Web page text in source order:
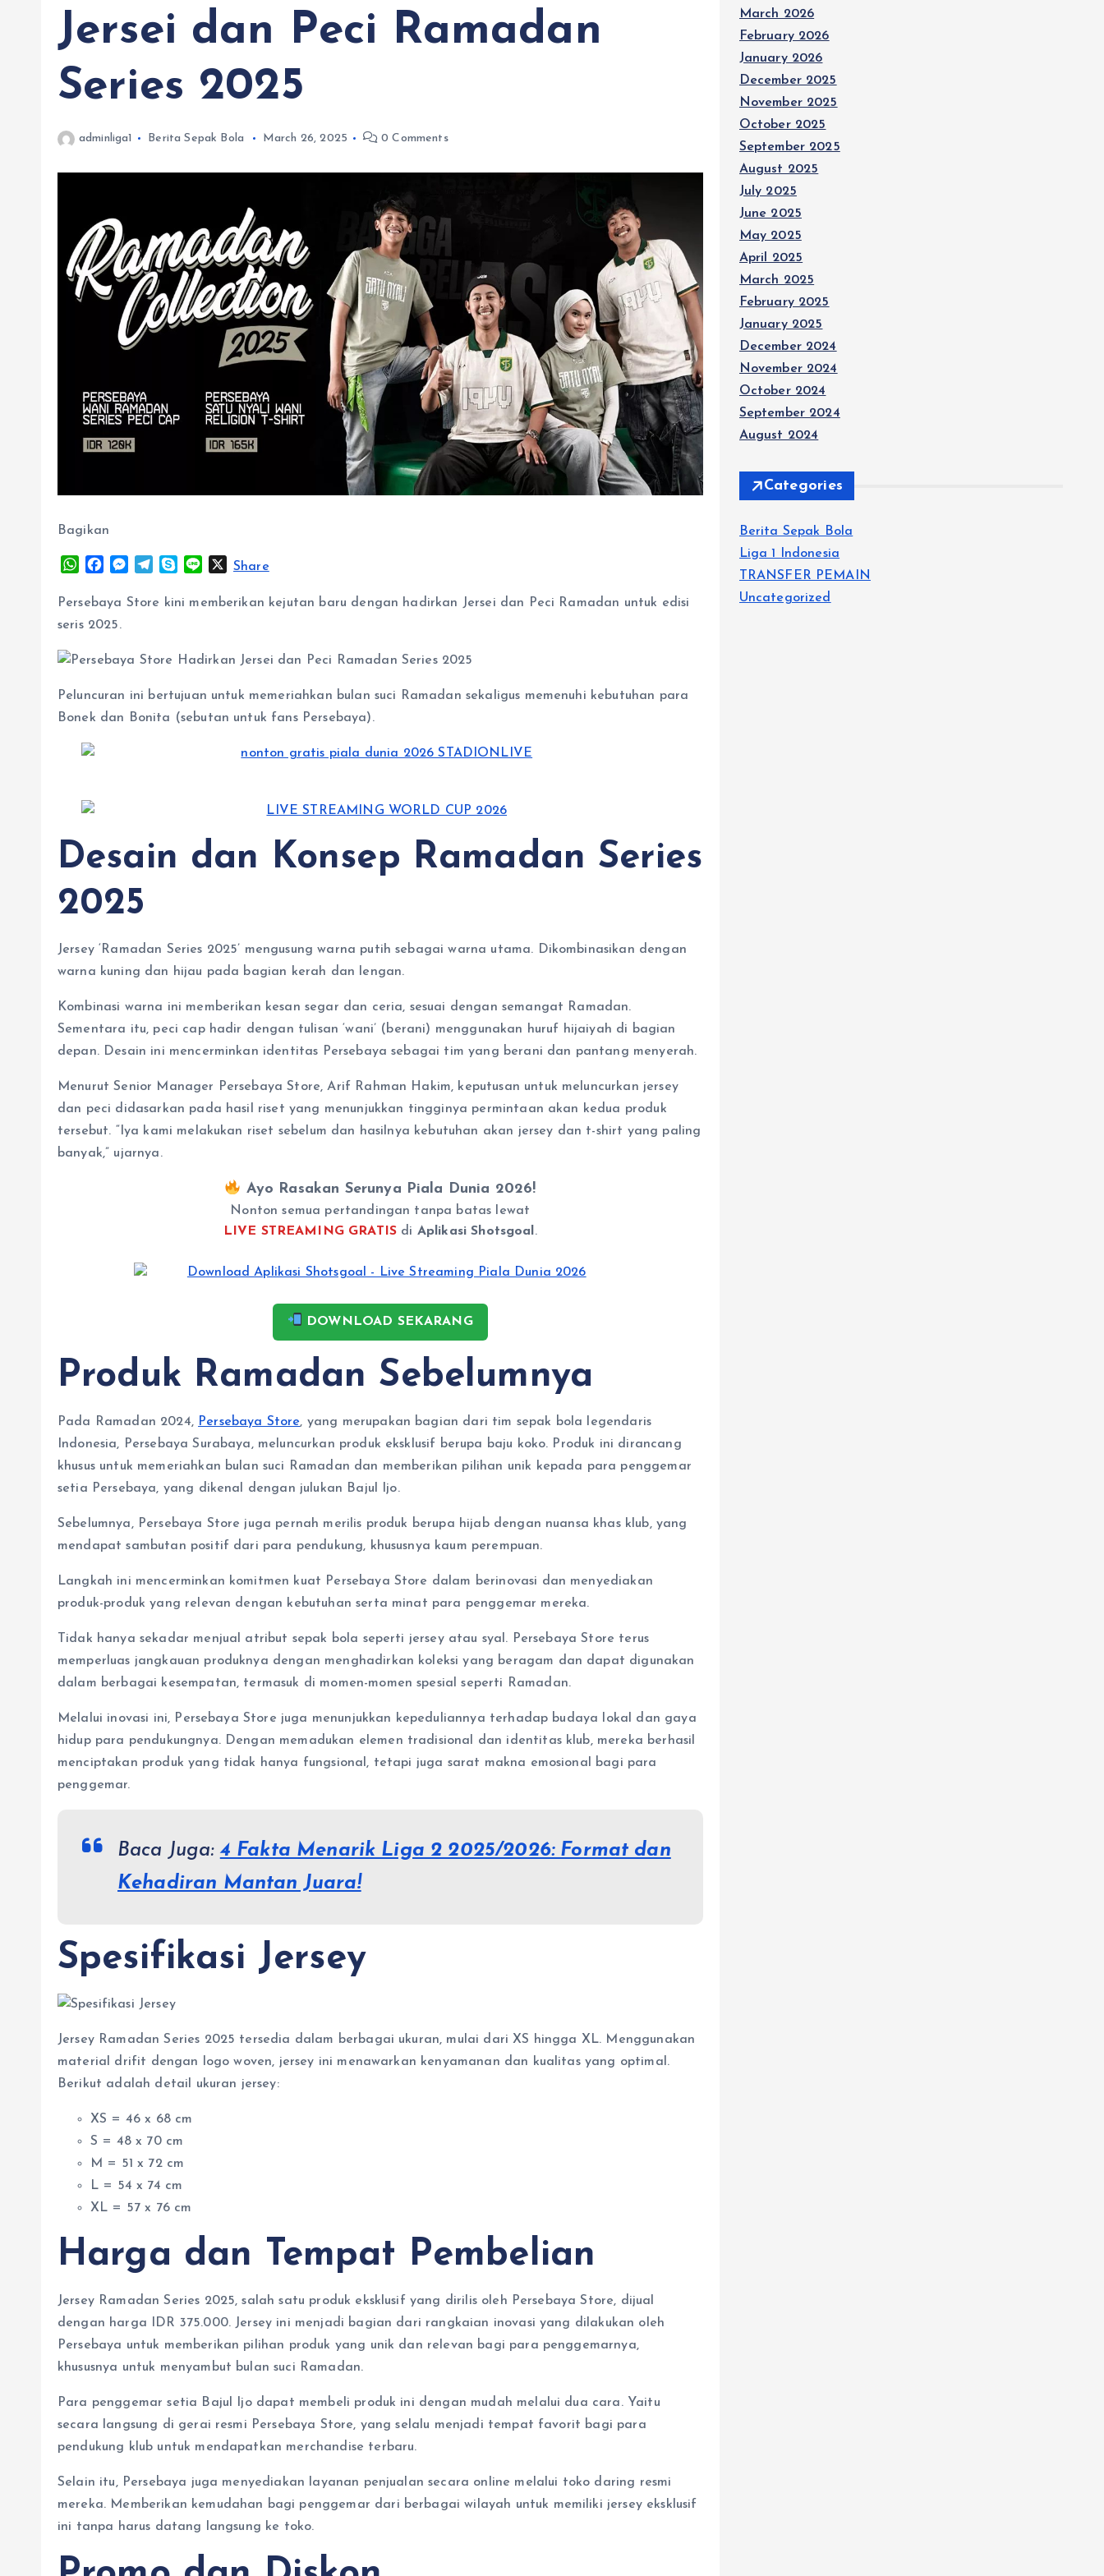
Jersei dan Peci Ramadan
Series 2025
adminliga1 Berita Sepak Bola March 26, 2025 0 Comments
Bagikan
W
a
p
c
e
o
k
M
s
e
r
T
l
m
y
n
XShare
Persebaya Store kini memberikan kejutan baru dengan hadirkan Jersei dan Peci Ramadan untuk edisi
seris 2025.
Peluncuran ini bertujuan untuk memeriahkan bulan suci Ramadan sekaligus memenuhi kebutuhan para
Bonek dan Bonita (sebutan untuk fans Persebaya).
Desain dan Konsep Ramadan Series
2025
Jersey ‘Ramadan Series 2025’ mengusung warna putih sebagai warna utama. Dikombinasikan dengan
warna kuning dan hijau pada bagian kerah dan lengan.
Kombinasi warna ini memberikan kesan segar dan ceria, sesuai dengan semangat Ramadan.
Sementara itu, peci cap hadir dengan tulisan ‘wani’ (berani) menggunakan huruf hijaiyah di bagian
depan. Desain ini mencerminkan identitas Persebaya sebagai tim yang berani dan pantang menyerah.
Menurut Senior Manager Persebaya Store, Arif Rahman Hakim, keputusan untuk meluncurkan jersey
dan peci didasarkan pada hasil riset yang menunjukkan tingginya permintaan akan kedua produk
tersebut. “Iya kami melakukan riset sebelum dan hasilnya kebutuhan akan jersey dan t-shirt yang paling
banyak,” ujarnya.
Ayo Rasakan Serunya Piala Dunia 2026!
Nonton semua pertandingan tanpa batas lewat
LIVE STREAMING GRATIS di Aplikasi Shotsgoal .
DOWNLOAD SEKARANG
Produk Ramadan Sebelumnya
Pada Ramadan 2024, Persebaya Store, yang merupakan bagian dari tim sepak bola legendaris
Indonesia, Persebaya Surabaya, meluncurkan produk eksklusif berupa baju koko. Produk ini dirancang
khusus untuk memeriahkan bulan suci Ramadan dan memberikan pilihan unik kepada para penggemar
setia Persebaya, yang dikenal dengan julukan Bajul Ijo.
Sebelumnya, Persebaya Store juga pernah merilis produk berupa hijab dengan nuansa khas klub, yang
mendapat sambutan positif dari para pendukung, khususnya kaum perempuan.
Langkah ini mencerminkan komitmen kuat Persebaya Store dalam berinovasi dan menyediakan
produk-produk yang relevan dengan kebutuhan serta minat para penggemar mereka.
Tidak hanya sekadar menjual atribut sepak bola seperti jersey atau syal. Persebaya Store terus
memperluas jangkauan produknya dengan menghadirkan koleksi yang beragam dan dapat digunakan
dalam berbagai kesempatan, termasuk di momen-momen spesial seperti Ramadan.
Melalui inovasi ini, Persebaya Store juga menunjukkan kepeduliannya terhadap budaya lokal dan gaya
hidup para pendukungnya. Dengan memadukan elemen tradisional dan identitas klub, mereka berhasil
menciptakan produk yang tidak hanya fungsional, tetapi juga sarat makna emosional bagi para
penggemar.
Baca Juga: 4 Fakta Menarik Liga 2 2025/2026: Format dan
Kehadiran Mantan Juara!
Spesifikasi Jersey
Jersey Ramadan Series 2025 tersedia dalam berbagai ukuran, mulai dari XS hingga XL. Menggunakan
material drifit dengan logo woven, jersey ini menawarkan kenyamanan dan kualitas yang optimal.
Berikut adalah detail ukuran jersey:
XS = 46 x 68 cm
S = 48 x 70 cm
M = 51 x 72 cm
L = 54 x 74 cm
XL = 57 x 76 cm
Harga dan Tempat Pembelian
Jersey Ramadan Series 2025, salah satu produk eksklusif yang dirilis oleh Persebaya Store, dijual
dengan harga IDR 375.000. Jersey ini menjadi bagian dari rangkaian inovasi yang dilakukan oleh
Persebaya untuk memberikan pilihan produk yang unik dan relevan bagi para penggemarnya,
khususnya untuk menyambut bulan suci Ramadan.
Para penggemar setia Bajul Ijo dapat membeli produk ini dengan mudah melalui dua cara. Yaitu
secara langsung di gerai resmi Persebaya Store, yang selalu menjadi tempat favorit bagi para
pendukung klub untuk mendapatkan merchandise terbaru.
Selain itu, Persebaya juga menyediakan layanan penjualan secara online melalui toko daring resmi
mereka. Memberikan kemudahan bagi penggemar dari berbagai wilayah untuk memiliki jersey eksklusif
ini tanpa harus datang langsung ke toko.
March 2026
February 2026
January 2026
December 2025
November 2025
October 2025
September 2025
August 2025
July 2025
June 2025
May 2025
April 2025
March 2025
February 2025
January 2025
December 2024
November 2024
October 2024
September 2024
August 2024
Categories
Berita Sepak Bola
Liga 1 Indonesia
TRANSFER PEMAIN
Uncategorized